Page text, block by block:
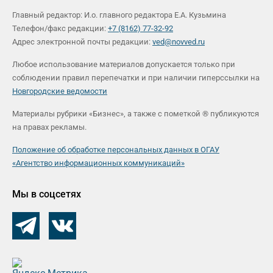
Главный редактор: И.о. главного редактора Е.А. Кузьмина
Телефон/факс редакции: +7 (8162) 77-32-92
Адрес электронной почты редакции: ved@novved.ru
Любое использование материалов допускается только при
соблюдении правил перепечатки и при наличии гиперссылки на
Новгородские ведомости
Материалы рубрики «Бизнес», а также с пометкой ® публикуются
на правах рекламы.
Положение об обработке персональных данных в ОГАУ
«Агентство информационных коммуникаций»
Мы в соцсетях